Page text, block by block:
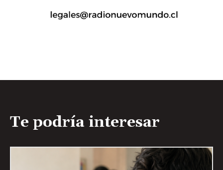
Te podría interesar